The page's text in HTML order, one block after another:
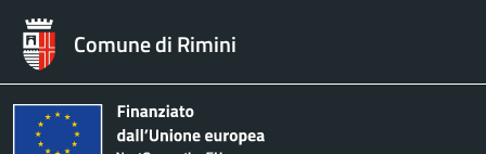
Comune di Rimini